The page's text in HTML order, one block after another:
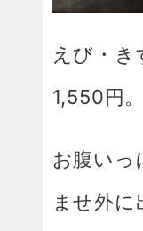
えび・
1,550円。
お腹いっ
ませ外に